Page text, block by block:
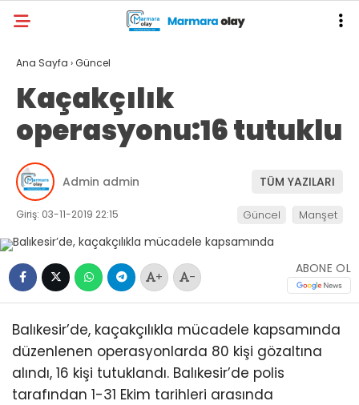
Ana Sayfa ›Güncel
Kaçakçılık
operasyonu:16 tutuklu
Admin admin TÜM YAZILARI
Giriş: 03-11-2019 22:15 Güncel Manşet
+ -
ABONE OL
Balıkesir’de, kaçakçılıkla mücadele kapsamında
düzenlenen operasyonlarda 80 kişi gözaltına
alındı, 16 kişi tutuklandı. Balıkesir’de polis
tarafından 1-31 Ekim tarihleri arasında